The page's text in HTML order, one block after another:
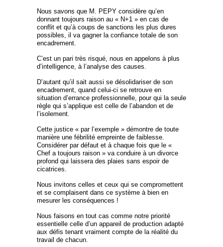
Nous savons que M. PEPY considère qu’en
donnant toujours raison au « N+1 » en cas de
conflit et qu’à coups de sanctions les plus dures
possibles, il va gagner la confiance totale de son
encadrement.
C’est un pari très risqué, nous en appelons à plus
d’intelligence, à l’analyse des causes.
D’autant qu’il sait aussi se désolidariser de son
encadrement, quand celui-ci se retrouve en
situation d’errance professionnelle, pour qui la seule
règle qui s’applique est celle de l’abandon et de
l’isolement.
Cette justice « par l’exemple » démontre de toute
manière une fébrilité empreinte de faiblesse.
Considérer par défaut et à chaque fois que le «
Chef a toujours raison » va conduire à un divorce
profond qui laissera des plaies sans espoir de
cicatrices.
Nous invitons celles et ceux qui se compromettent
et se complaisent dans ce système à bien en
mesurer les conséquences !
Nous faisons en tout cas comme notre priorité
essentielle celle d’un appareil de production adapté
aux défis tenant vraiment compte de la réalité du
travail de chacun.